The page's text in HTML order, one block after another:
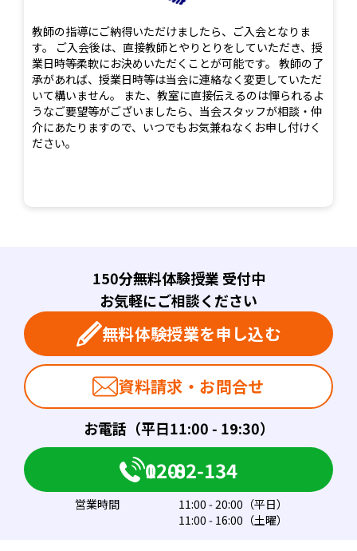
教師の指導にご納得いただけましたら、ご入会となりま
す。 ご入会後は、直接教師とやりとりをしていただき、授
業日時等柔軟にお決めいただくことが可能です。 教師の了
承があれば、授業日時等は当会に連絡なく変更していただ
いて構いません。 また、教室に直接伝えるのは憚られるよ
うなご要望等がございましたら、当会スタッフが相談・仲
介にあたりますので、いつでもお気兼ねなくお申し付けく
ださい。
お電話（平日11:00 - 19:30）
150分無料体験授業 受付中
お気軽にご相談ください
0120-082-134
無料体験授業を申し込む
営業時間
11:00 - 20:00（平日）
11:00 - 16:00（土曜）
資料請求・お問合せ